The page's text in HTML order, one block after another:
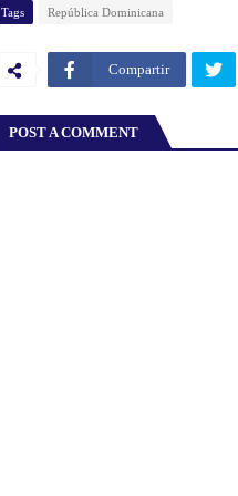
Tags República Dominicana
Compartir
POST A COMMENT